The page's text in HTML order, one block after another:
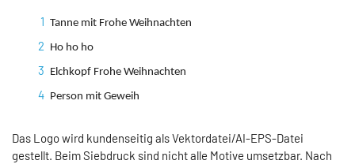
Tanne mit Frohe Weihnachten
Ho ho ho
Elchkopf Frohe Weihnachten
Person mit Geweih
Das Logo wird kundenseitig als Vektordatei/AI-EPS-Datei
gestellt. Beim Siebdruck sind nicht alle Motive umsetzbar. Nach